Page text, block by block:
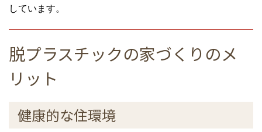
しています。
脱プラスチックの家づくりのメ
リット
健康的な住環境